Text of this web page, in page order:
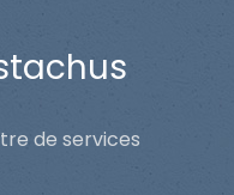
de services